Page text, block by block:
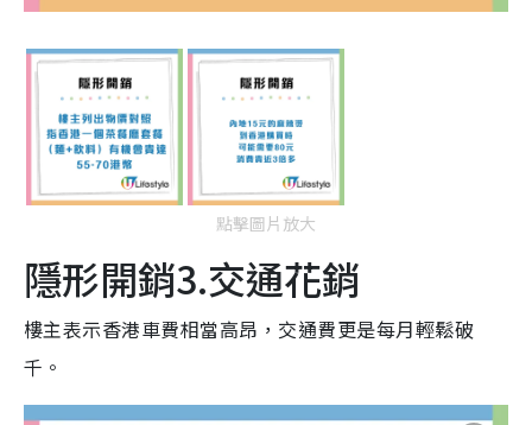
點擊圖片放大
隱形開銷3.交通花銷
樓主表示香港車費相當高昂，交通費更是每月輕鬆破
千。